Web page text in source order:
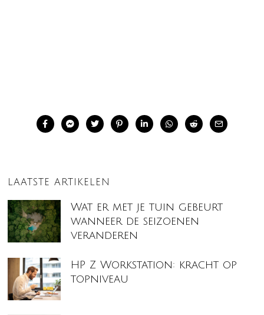
LAATSTE ARTIKELEN
Wat er met je tuin gebeurt
wanneer de seizoenen
veranderen
HP Z Workstation: kracht op
topniveau